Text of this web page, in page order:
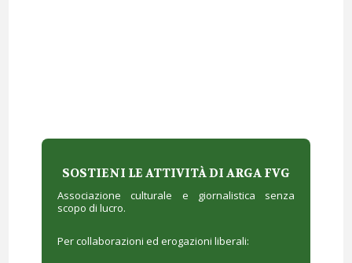
SOSTIENI LE ATTIVITÀ DI ARGA FVG
Associazione culturale e giornalistica senza
scopo di lucro.
Per collaborazioni ed erogazioni liberali: